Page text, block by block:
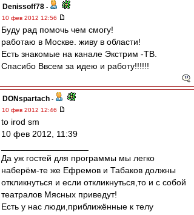
Denissoff78 -
10 фев 2012 12:56
Буду рад помочь чем смогу!
работаю в Москве. живу в области!
Есть знакомые на канале Экстрим -ТВ.
Спасибо Ввсем за идею и работу!!!!!!
DONspartach -
10 фев 2012 12:46
to irod sm
10 фев 2012, 11:39
Да уж гостей для программы мы легко
наберём-те же Ефремов и Табаков должны
откликнуться и если откликнуться,то и с собой
театралов Мясных приведут!
Есть у нас люди,приближённые к телу